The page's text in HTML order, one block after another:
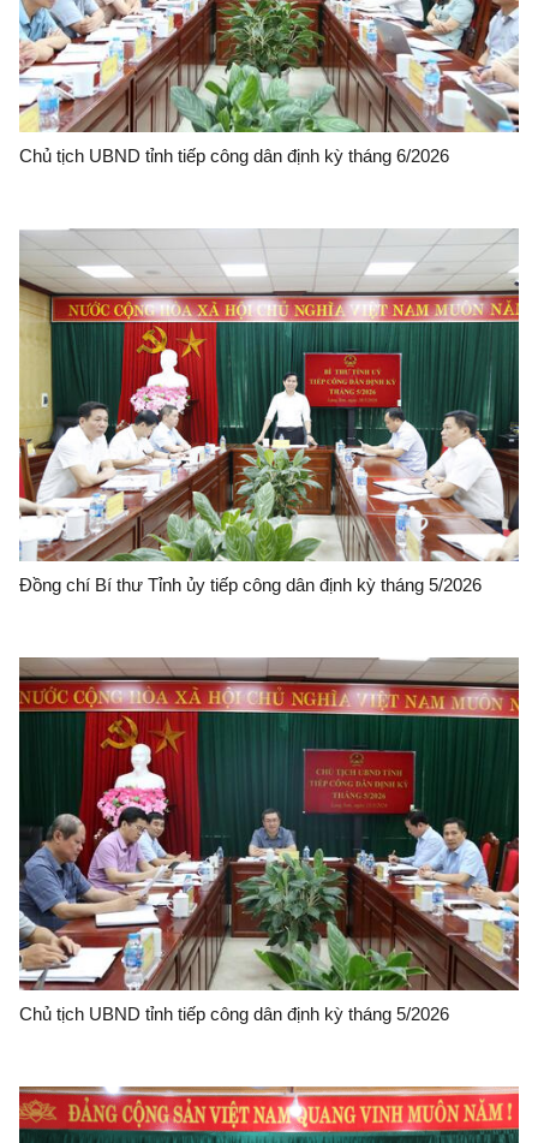
Chủ tịch UBND tỉnh tiếp công dân định kỳ tháng 6/2026
Đồng chí Bí thư Tỉnh ủy tiếp công dân định kỳ tháng 5/2026
Chủ tịch UBND tỉnh tiếp công dân định kỳ tháng 5/2026